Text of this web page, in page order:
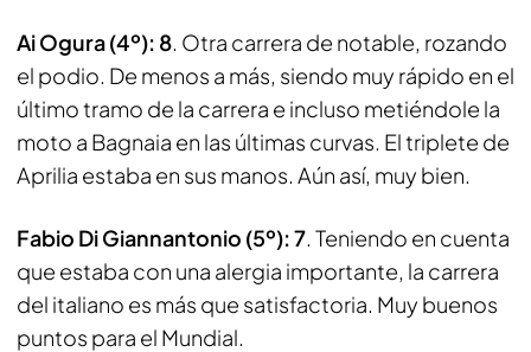
Ai Ogura (4º): 8. Otra carrera de notable, rozando
el podio. De menos a más, siendo muy rápido en el
último tramo de la carrera e incluso metiéndole la
moto a Bagnaia en las últimas curvas. El triplete de
Aprilia estaba en sus manos. Aún así, muy bien.
Fabio Di Giannantonio (5º): 7. Teniendo en cuenta
que estaba con una alergia importante, la carrera
del italiano es más que satisfactoria. Muy buenos
puntos para el Mundial.